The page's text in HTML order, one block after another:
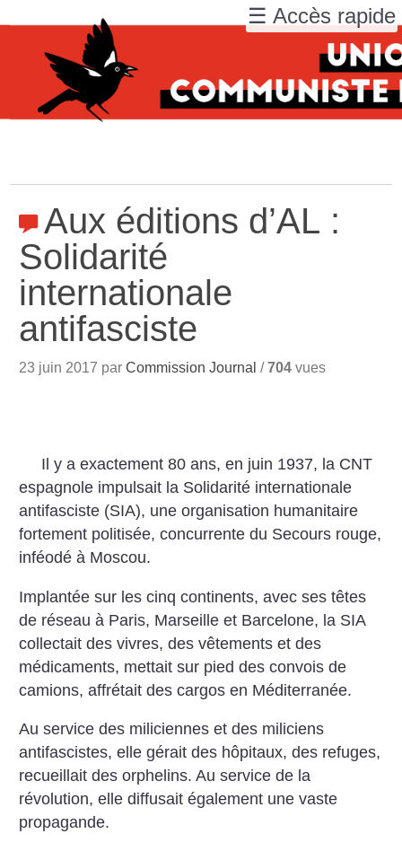
Aux éditions d’AL :
Solidarité
internationale
antifasciste
23 juin 2017 parCommission Journal /704 vues
Il y a exactement 80 ans, en juin 1937, la CNT
espagnole impulsait la Solidarité internationale
antifasciste (SIA), une organisation humanitaire
fortement politisée, concurrente du Secours rouge,
inféodé à Moscou.
Implantée sur les cinq continents, avec ses têtes
de réseau à Paris, Marseille et Barcelone, la SIA
collectait des vivres, des vêtements et des
médicaments, mettait sur pied des convois de
camions, affrétait des cargos en Méditerranée.
Au service des miliciennes et des miliciens
antifascistes, elle gérait des hôpitaux, des refuges,
recueillait des orphelins. Au service de la
révolution, elle diffusait également une vaste
propagande.
☰ Accès rapide